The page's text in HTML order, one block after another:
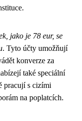
jako je 78 eur, se
. Tyto účty umožňují
konverze za
také speciální
pracují s cizími
na poplatcích.